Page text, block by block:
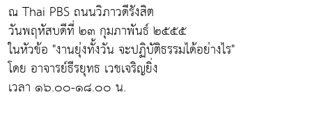
ณ Thai PBS ถนนวิภาวดีรังสิต
วันพฤหัสบดีที่ ๒๓ กุมภาพันธ์ ๒๕๕๕
ในหัวข้อ "งานยุ่งทั้งวัน จะปฏิบัติธรรมได้อย่างไร"
โดย อาจารย์ธีรยุทธ เวชเจริญยิ่ง
เวลา ๑๖.๐๐-๑๘.๐๐ น.